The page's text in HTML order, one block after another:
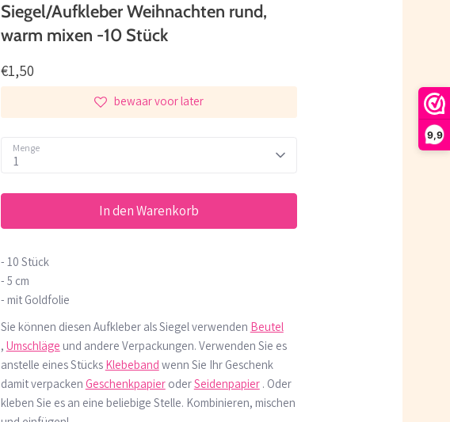
9,9
Siegel/Aufkleber Weihnachten rund,
warm mixen -10 Stück
€1,50
bewaar voor later
Menge
1
In den Warenkorb
- 10 Stück
- 5 cm
- mit Goldfolie
Sie können diesen Aufkleber als Siegel verwenden Beutel
, Umschläge und andere Verpackungen. Verwenden Sie es
anstelle eines Stücks Klebeband wenn Sie Ihr Geschenk
damit verpacken Geschenkpapier oderSeidenpapier. Oder
kleben Sie es an eine beliebige Stelle. Kombinieren, mischen